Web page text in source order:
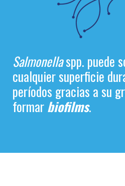
Salmonellaspp. puede
cualquier superficie
períodos gracias a su
formarbiofilms.